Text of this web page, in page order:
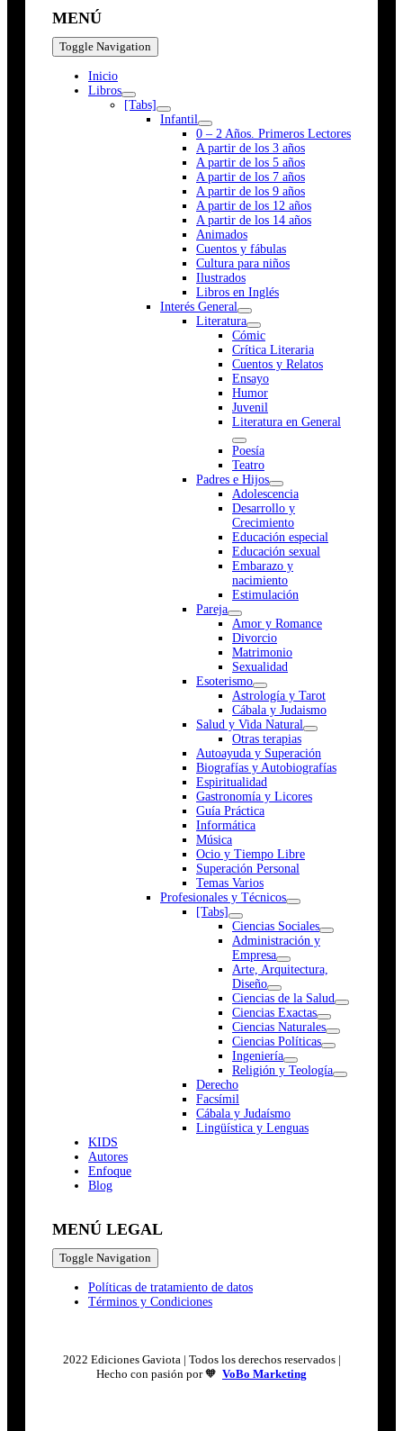
MENÚ
Toggle Navigation
Inicio
Libros
[Tabs]
Infantil
0 – 2 Años. Primeros Lectores
A partir de los 3 años
A partir de los 5 años
A partir de los 7 años
A partir de los 9 años
A partir de los 12 años
A partir de los 14 años
Animados
Cuentos y fábulas
Cultura para niños
Ilustrados
Libros en Inglés
Interés General
Literatura
Cómic
Crítica Literaria
Cuentos y Relatos
Ensayo
Humor
Juvenil
Literatura en General
Poesía
Teatro
Padres e Hijos
Adolescencia
Desarrollo y
Crecimiento
Educación especial
Educación sexual
Embarazo y
nacimiento
Estimulación
Pareja
Amor y Romance
Divorcio
Matrimonio
Sexualidad
Esoterismo
Astrología y Tarot
Cábala y Judaismo
Salud y Vida Natural
Otras terapias
Autoayuda y Superación
Biografías y Autobiografías
Espiritualidad
Gastronomía y Licores
Guía Práctica
Informática
Música
Ocio y Tiempo Libre
Superación Personal
Temas Varios
Profesionales y Técnicos
[Tabs]
Ciencias Sociales
Administración y
Empresa
Arte, Arquitectura,
Diseño
Ciencias de la Salud
Ciencias Exactas
Ciencias Naturales
Ciencias Políticas
Ingeniería
Religión y Teología
Derecho
Facsímil
Cábala y Judaísmo
Lingüística y Lenguas
KIDS
Autores
Enfoque
Blog
MENÚ LEGAL
Toggle Navigation
Políticas de tratamiento de datos
Términos y Condiciones
2022 Ediciones Gaviota | Todos los derechos reservados |
Hecho con pasión por 🧡 VoBo Marketing